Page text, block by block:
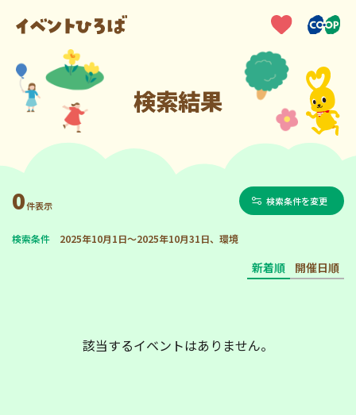
検索結果
0件表示 検索条件を変更
検索条件 2025年10月1日～2025年10月31日、環境
新着順 開催日順
該当するイベントはありません。